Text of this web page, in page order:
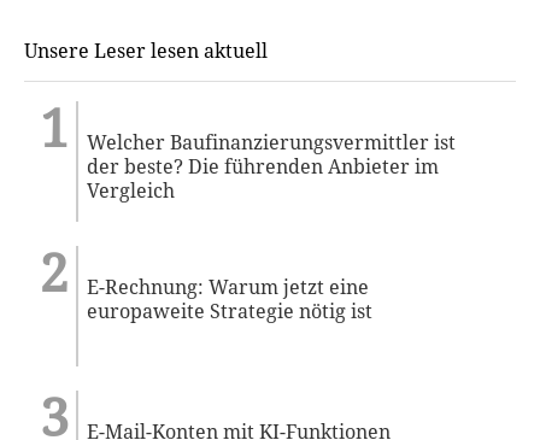
Unsere Leser lesen aktuell
Welcher Baufinanzierungsvermittler ist
der beste? Die führenden Anbieter im
Vergleich
E-Rechnung: Warum jetzt eine
europaweite Strategie nötig ist
E-Mail-Konten mit KI-Funktionen